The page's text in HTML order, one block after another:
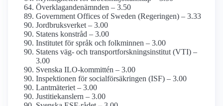
Överklagande­nämnden – 3.50
Government Offices of Sweden (Regeringen) – 3.33
Jordbruks­verket – 3.00
Statens konstråd – 3.00
Institutet för språk och folkminnen – 3.00
Statens väg- och transport­forsknings­institut (VTI) –
3.00
Svenska ILO-kommittén – 3.00
Inspektionen för social­försäkringen (ISF) – 3.00
Lantmäteriet – 3.00
Justitie­kanslern – 3.00